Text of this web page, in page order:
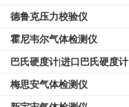
德鲁克压力校验仪
霍尼韦尔气体检测仪
巴氏硬度计|进口巴氏硬度计
梅思安气体检测仪